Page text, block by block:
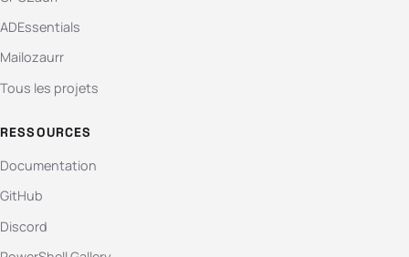
ADEssentials
Mailozaurr
Tous les projets
RESSOURCES
Documentation
GitHub
Discord